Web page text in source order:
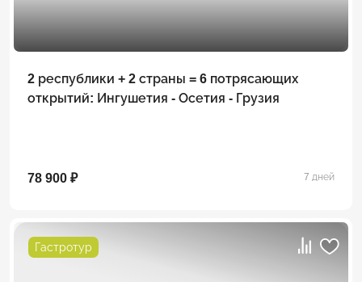
2 республики + 2 страны = 6 потрясающих
открытий: Ингушетия - Осетия - Грузия
78 900 ₽ 7 дней
Гастротур